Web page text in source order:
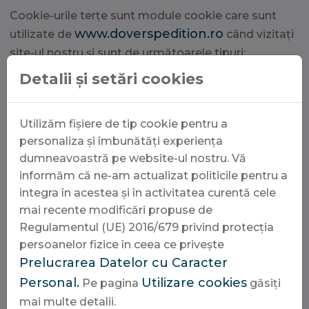
Cookie-urile terțe sunt module cookie care sunt
utilizate de www.doverspedition.ro când vizitați
site-ul nostru și sunt de următoarele tipuri:
Cookie-urile de performanță (Google
centralizate despre comportamentul
dumneavoastră online (tipul de browser,
adresa IP, sistemul de operare utilizat,
numele domeniului site-ului pe care l-ați
vizitat și momentul părăsirii site-ului, data și
ora la care ați vizitat un site web, etc.) în
scopuri statistice și pentru generarea
profilurilor vizitatorilor.
Cookie-urile pe care la folosim noi nu
Detalii și setări cookies
Utilizăm fișiere de tip cookie pentru a
personaliza și îmbunătăți experiența
dumneavoastră pe website-ul nostru. Vă
informăm că ne-am actualizat politicile pentru a
integra în acestea și în activitatea curentă cele
mai recente modificări propuse de
Regulamentul (UE) 2016/679 privind protecția
persoanelor fizice în ceea ce privește
Prelucrarea Datelor cu Caracter
Personal. Pe pagina Utilizare cookies găsiți
mai multe detalii.